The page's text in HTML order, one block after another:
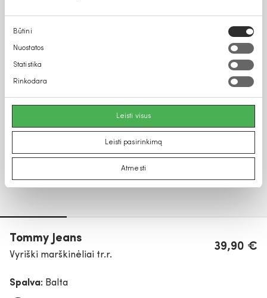
Sutikimo
pasirinkimas
Būtini
Nuostatos
Statistika
Rinkodara
Leisti visus
Leisti pasirinkimą
Atmesti
Tommy Jeans
Vyriški marškinėliai tr.r.
39,90 €
Spalva: Balta